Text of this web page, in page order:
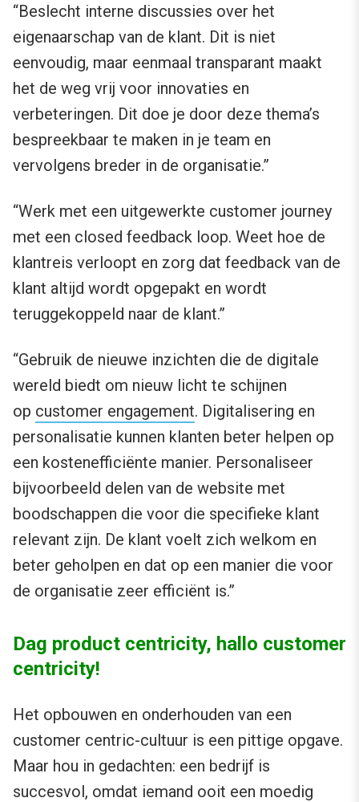
“Beslecht interne discussies over het
eigenaarschap van de klant. Dit is niet
eenvoudig, maar eenmaal transparant maakt
het de weg vrij voor innovaties en
verbeteringen. Dit doe je door deze thema’s
bespreekbaar te maken in je team en
vervolgens breder in de organisatie.”
“Werk met een uitgewerkte customer journey
met een closed feedback loop. Weet hoe de
klantreis verloopt en zorg dat feedback van de
klant altijd wordt opgepakt en wordt
teruggekoppeld naar de klant.”
“Gebruik de nieuwe inzichten die de digitale
wereld biedt om nieuw licht te schijnen
op customer engagement. Digitalisering en
personalisatie kunnen klanten beter helpen op
een kostenefficiënte manier. Personaliseer
bijvoorbeeld delen van de website met
boodschappen die voor die specifieke klant
relevant zijn. De klant voelt zich welkom en
beter geholpen en dat op een manier die voor
de organisatie zeer efficiënt is.”
Dag product centricity, hallo customer
centricity!
Het opbouwen en onderhouden van een
customer centric-cultuur is een pittige opgave.
Maar hou in gedachten: een bedrijf is
succesvol, omdat iemand ooit een moedig